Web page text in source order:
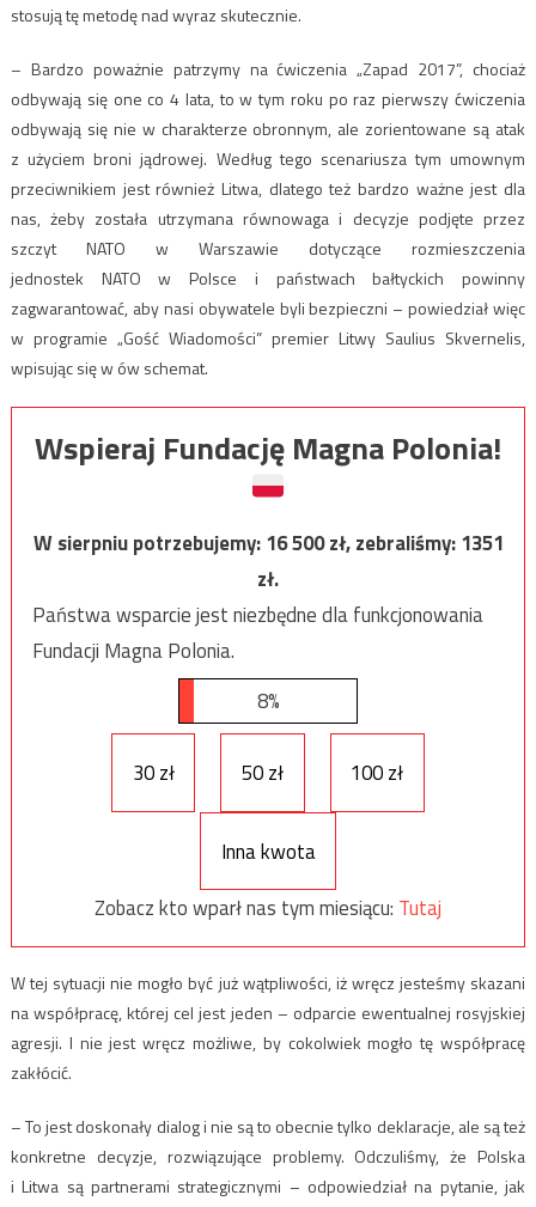
stosują tę metodę nad wyraz skutecznie.
– Bardzo poważnie patrzymy na ćwiczenia „Zapad 2017”, chociaż
odbywają się one co 4 lata, to w tym roku po raz pierwszy ćwiczenia
odbywają się nie w charakterze obronnym, ale zorientowane są atak
z użyciem broni jądrowej. Według tego scenariusza tym umownym
przeciwnikiem jest również Litwa, dlatego też bardzo ważne jest dla
nas, żeby została utrzymana równowaga i decyzje podjęte przez
szczyt NATO w Warszawie dotyczące rozmieszczenia
jednostek NATO w Polsce i państwach bałtyckich powinny
zagwarantować, aby nasi obywatele byli bezpieczni – powiedział więc
w programie „Gość Wiadomości” premier Litwy Saulius Skvernelis,
wpisując się w ów schemat.
Wspieraj Fundację Magna Polonia!
W sierpniu potrzebujemy:16 500zł, zebraliśmy:1351
zł.
Państwa wsparcie jest niezbędne dla funkcjonowania
Fundacji Magna Polonia.
8%
30 zł 50 zł 100 zł
Inna kwota
Zobacz kto wparł nas tym miesiącu: Tutaj
W tej sytuacji nie mogło być już wątpliwości, iż wręcz jesteśmy skazani
na współpracę, której cel jest jeden – odparcie ewentualnej rosyjskiej
agresji. I nie jest wręcz możliwe, by cokolwiek mogło tę współpracę
zakłócić.
– To jest doskonały dialog i nie są to obecnie tylko deklaracje, ale są też
konkretne decyzje, rozwiązujące problemy. Odczuliśmy, że Polska
i Litwa są partnerami strategicznymi – odpowiedział na pytanie, jak